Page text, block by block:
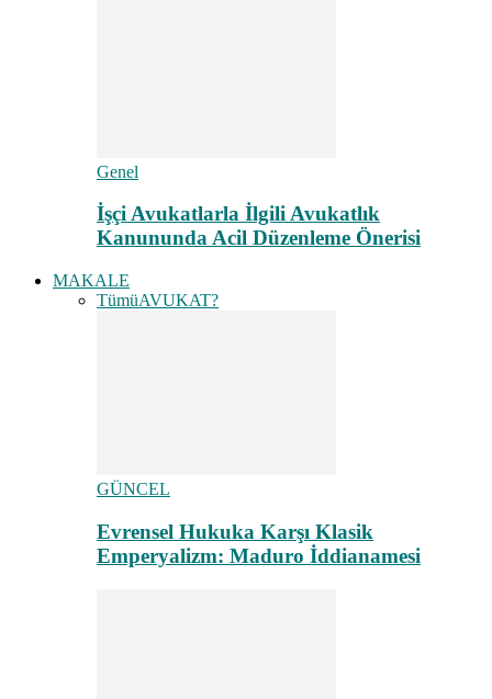
Genel
İşçi Avukatlarla İlgili Avukatlık
Kanununda Acil Düzenleme Önerisi
MAKALE
TümüAVUKAT?
GÜNCEL
Evrensel Hukuka Karşı Klasik
Emperyalizm: Maduro İddianamesi